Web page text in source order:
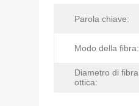
Parola chiave:
Modo della fibra:
Diametro di fibra
ottica: